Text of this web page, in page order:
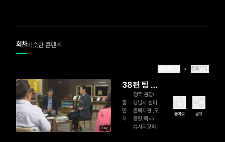
회차비슷한 콘텐츠
첫화부터
39분
38편 팀 켈
러의 센터
처치(2)
출
연
자
정주 관장/
성남시 한마
음복지관 ,오
종향 목사/
뉴시티교회
좋아요 공유